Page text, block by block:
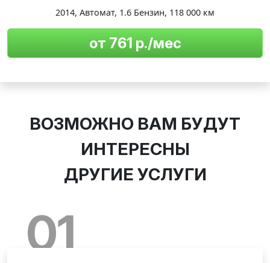
2014, Автомат, 1.6 Бензин, 118 000 км
от 761 р./мес
ВОЗМОЖНО ВАМ БУДУТ
ИНТЕРЕСНЫ
ДРУГИЕ УСЛУГИ
01